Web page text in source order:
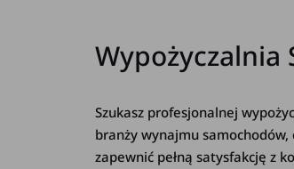
Wypożyczalnia
Szukasz profesjonalnej
branży wynajmu
zapewnić pełną satysfakcję z